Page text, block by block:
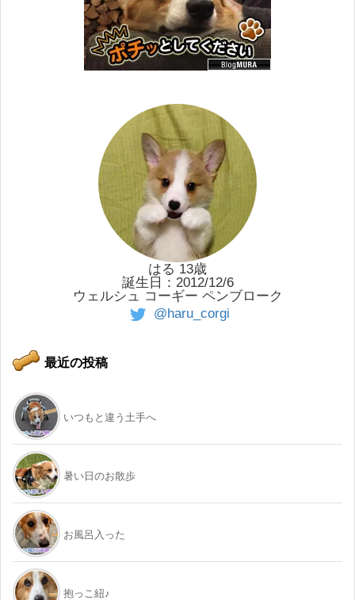
はる 13歳
誕生日：2012/12/6
ウェルシュ コーギー ペンブローク
@haru_corgi
最近の投稿
いつもと違う土手へ
暑い日のお散歩
お風呂入った
抱っこ紐♪